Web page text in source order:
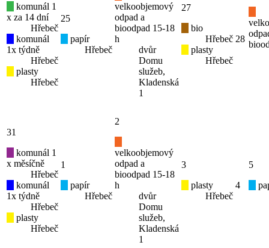
komunál 1
x za 14 dní
Hřebeč
komunál
1x týdně
Hřebeč
plasty
Hřebeč
25
papír
Hřebeč
velkoobjemový
odpad a
bioodpad 15-18
h
dvůr
Domu
služeb,
Kladenská
1
27
bio
Hřebeč
plasty
Hřebeč
28
31
komunál 1
x měsíčně
Hřebeč
komunál
1x týdně
Hřebeč
plasty
Hřebeč
1
papír
Hřebeč
2
velkoobjemový
odpad a
bioodpad 15-18
h
dvůr
Domu
služeb,
Kladenská
1
3
plasty
Hřebeč
4
5